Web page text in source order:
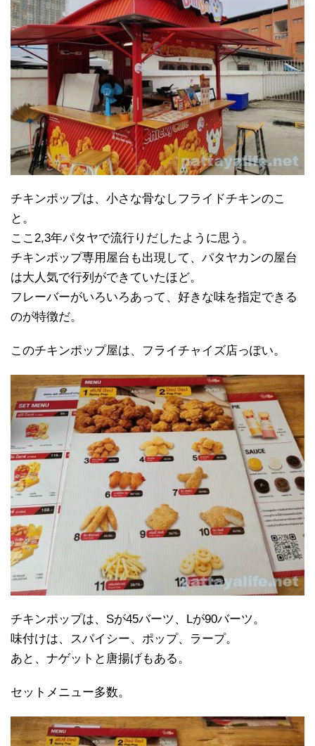
チキンポップは、小さな骨なしフライドチキンのこ
と。
ここ2,3年パタヤで流行りだしたように思う。
チキンポップ専用屋台も出現して、パタヤカンの屋台
は大人気で行列ができていたほど。
フレーバーがいろいろあって、好きな味を指定できる
のが特徴だ。
このチキンポップ屋は、フライチャイズ店っぽい。
チキンポップは、Sが45バーツ、Lが90バーツ。
味付けは、スパイシー、ポップ、ラープ。
あと、ナゲットと唐揚げもある。
セットメニュー多数。